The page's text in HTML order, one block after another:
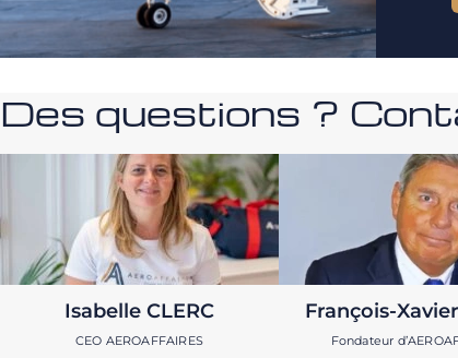
Des questions ?
Isabelle CLERC
CEO AEROAFFAIRES
François-
Fondateur